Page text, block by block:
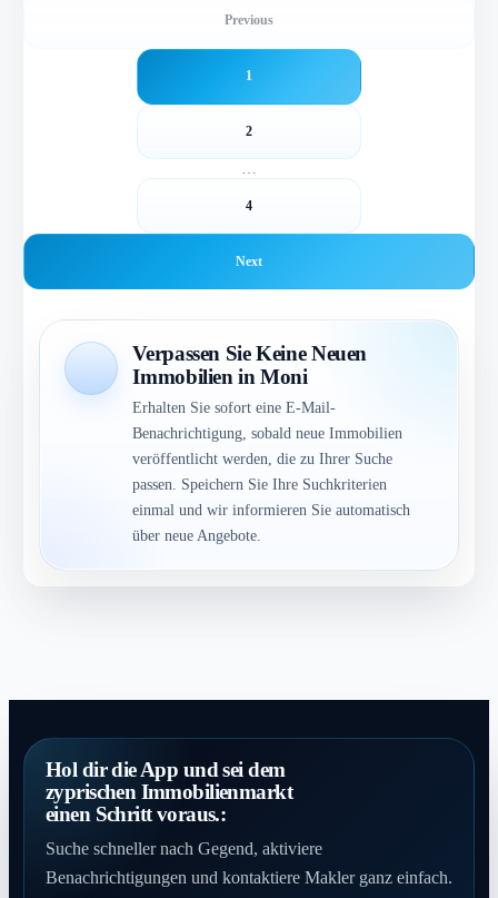
Previous
1
2
…
4
Next
Verpassen Sie Keine Neuen
Immobilien in Moni
Erhalten Sie sofort eine E-Mail-
Benachrichtigung, sobald neue Immobilien
veröffentlicht werden, die zu Ihrer Suche
passen. Speichern Sie Ihre Suchkriterien
einmal und wir informieren Sie automatisch
über neue Angebote.
Hol dir die App und sei dem
zyprischen Immobilienmarkt
einen Schritt voraus.:
Suche schneller nach Gegend, aktiviere
Benachrichtigungen und kontaktiere Makler ganz einfach.